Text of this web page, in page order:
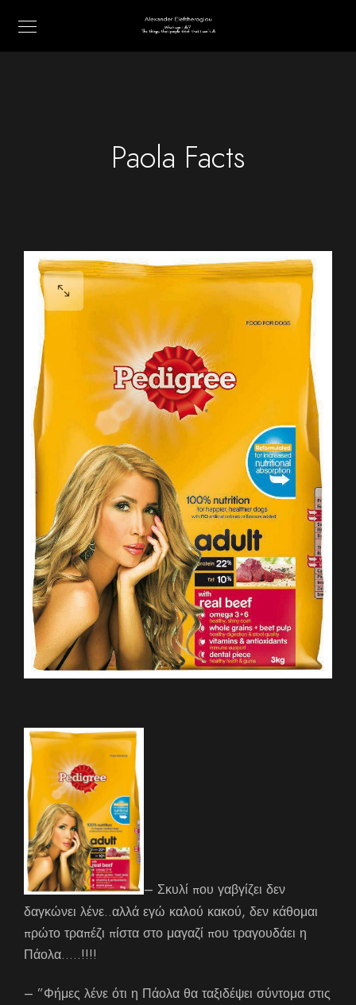
Paola Facts
– Σκυλί που γαβγίζει δεν
δαγκώνει λένε..αλλά εγώ καλού κακού, δεν κάθομαι
πρώτο τραπέζι πίστα στο μαγαζί που τραγουδάει η
Πάολα…..!!!!
– ”Φήμες λένε ότι η Πάολα θα ταξιδέψει σύντομα στις